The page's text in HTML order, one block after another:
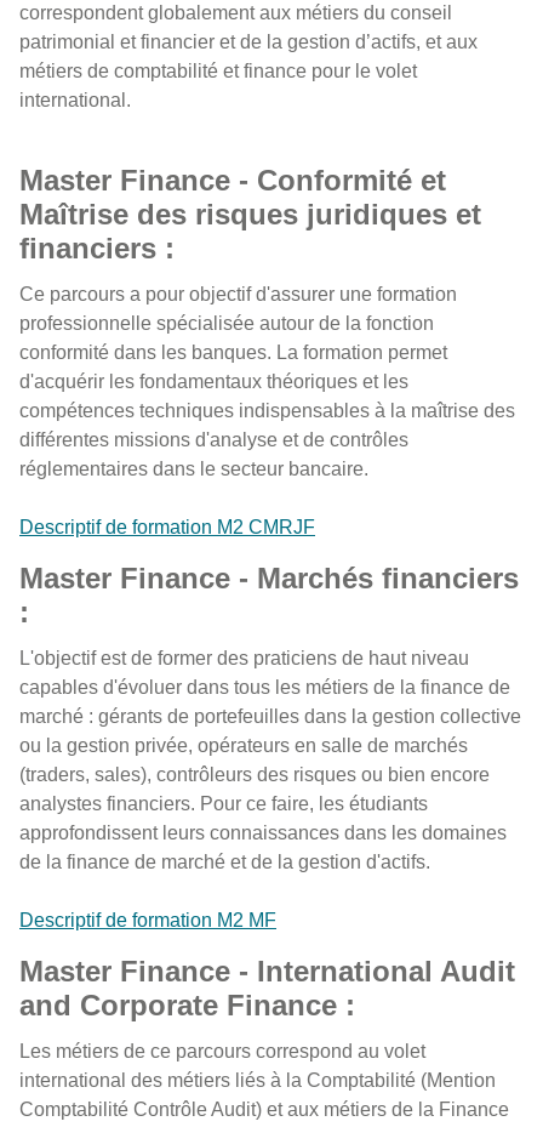
correspondent globalement aux métiers du conseil
patrimonial et financier et de la gestion d’actifs, et aux
métiers de comptabilité et finance pour le volet
international.
Master Finance - Conformité et
Maîtrise des risques juridiques et
financiers :
Ce parcours a pour objectif d'assurer une formation
professionnelle spécialisée autour de la fonction
conformité dans les banques. La formation permet
d'acquérir les fondamentaux théoriques et les
compétences techniques indispensables à la maîtrise des
différentes missions d'analyse et de contrôles
réglementaires dans le secteur bancaire.
Descriptif de formation M2 CMRJF
Master Finance - Marchés financiers
:
L'objectif est de former des praticiens de haut niveau
capables d'évoluer dans tous les métiers de la finance de
marché : gérants de portefeuilles dans la gestion collective
ou la gestion privée, opérateurs en salle de marchés
(traders, sales), contrôleurs des risques ou bien encore
analystes financiers. Pour ce faire, les étudiants
approfondissent leurs connaissances dans les domaines
de la finance de marché et de la gestion d'actifs.
Descriptif de formation M2 MF
Master Finance - International Audit
and Corporate Finance :
Les métiers de ce parcours correspond au volet
international des métiers liés à la Comptabilité (Mention
Comptabilité Contrôle Audit) et aux métiers de la Finance